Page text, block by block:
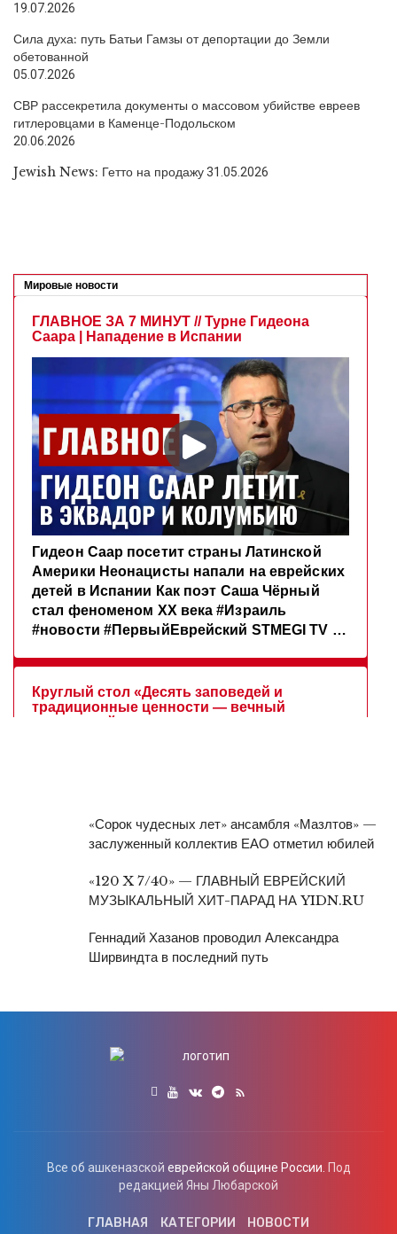
19.07.2026
Сила духа: путь Батьи Гамзы от депортации до Земли
обетованной
05.07.2026
СВР рассекретила документы о массовом убийстве евреев
гитлеровцами в Каменце-Подольском
20.06.2026
Jewish News: Гетто на продажу31.05.2026
«Сорок чудесных лет» ансамбля «Мазлтов» —
заслуженный коллектив ЕАО отметил юбилей
«120 X 7/40» — ГЛАВНЫЙ ЕВРЕЙСКИЙ
МУЗЫКАЛЬНЫЙ ХИТ-ПАРАД НА YIDN.RU
Геннадий Хазанов проводил Александра
Ширвиндта в последний путь
Все об ашкеназской еврейской общине России. Под
редакцией Яны Любарской
ГЛАВНАЯ КАТЕГОРИИ НОВОСТИ